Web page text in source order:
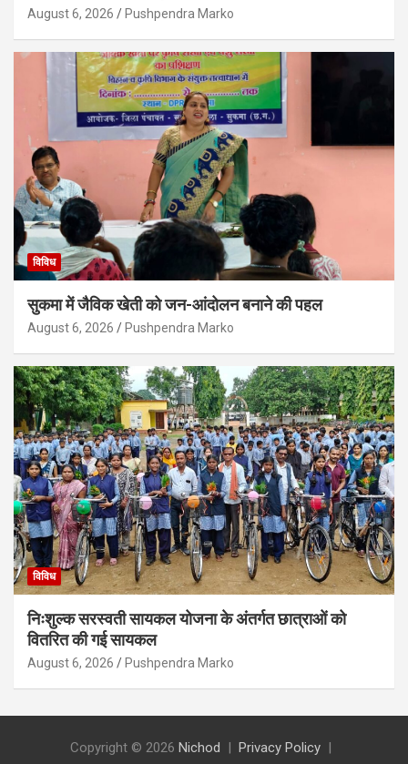
August 6, 2026 Pushpendra Marko
विविध
सुकमा में जैविक खेती को जन-आंदोलन बनाने की पहल
August 6, 2026 Pushpendra Marko
विविध
निःशुल्क सरस्वती सायकल योजना के अंतर्गत छात्राओं को
वितरित की गई सायकल
August 6, 2026 Pushpendra Marko
Copyright © 2026 Nichod
Privacy Policy